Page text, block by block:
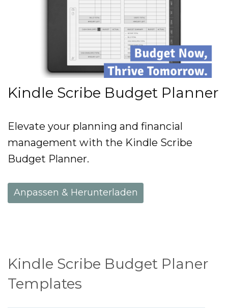
Kindle Scribe Budget Planner
Elevate your planning and financial
management with the Kindle Scribe
Budget Planner.
Anpassen & Herunterladen
Kindle Scribe Budget Planer
Templates